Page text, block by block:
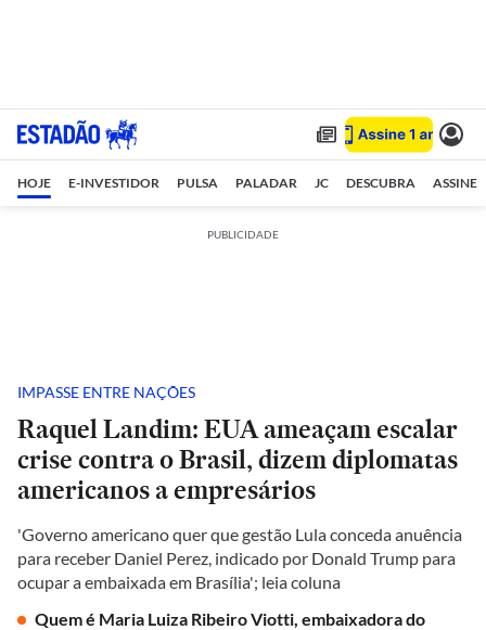
HOJE E-INVESTIDOR PULSA PALADAR JC DESCUBRA ASSINE
PUBLICIDADE
IMPASSE ENTRE NAÇÕES
Raquel Landim: EUA ameaçam escalar
crise contra o Brasil, dizem diplomatas
americanos a empresários
'Governo americano quer que gestão Lula conceda anuência
para receber Daniel Perez, indicado por Donald Trump para
ocupar a embaixada em Brasília'; leia coluna
Quem é Maria Luiza Ribeiro Viotti, embaixadora do